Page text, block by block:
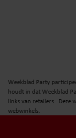
Weekblad Party
houdt in dat Weekblad
links van retailers. Deze
webwinkels.